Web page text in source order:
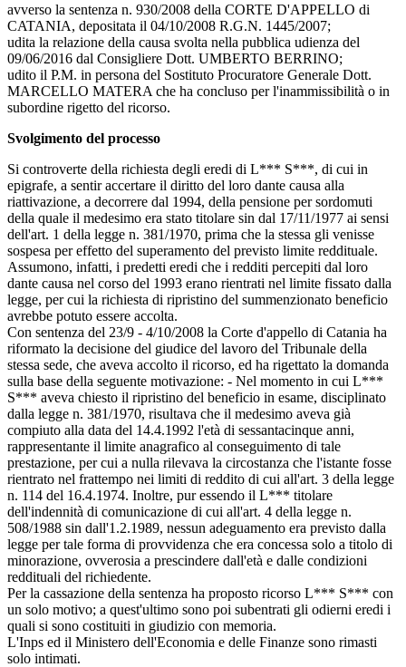
avverso la sentenza n. 930/2008 della CORTE D'APPELLO di
CATANIA, depositata il 04/10/2008 R.G.N. 1445/2007;
udita la relazione della causa svolta nella pubblica udienza del
09/06/2016 dal Consigliere Dott. UMBERTO BERRINO;
udito il P.M. in persona del Sostituto Procuratore Generale Dott.
MARCELLO MATERA che ha concluso per l'inammissibilità o in
subordine rigetto del ricorso.
Svolgimento del processo
Si controverte della richiesta degli eredi di L*** S***, di cui in
epigrafe, a sentir accertare il diritto del loro dante causa alla
riattivazione, a decorrere dal 1994, della pensione per sordomuti
della quale il medesimo era stato titolare sin dal 17/11/1977 ai sensi
dell'art. 1 della legge n. 381/1970, prima che la stessa gli venisse
sospesa per effetto del superamento del previsto limite reddituale.
Assumono, infatti, i predetti eredi che i redditi percepiti dal loro
dante causa nel corso del 1993 erano rientrati nel limite fissato dalla
legge, per cui la richiesta di ripristino del summenzionato beneficio
avrebbe potuto essere accolta.
Con sentenza del 23/9 - 4/10/2008 la Corte d'appello di Catania ha
riformato la decisione del giudice del lavoro del Tribunale della
stessa sede, che aveva accolto il ricorso, ed ha rigettato la domanda
sulla base della seguente motivazione: - Nel momento in cui L***
S*** aveva chiesto il ripristino del beneficio in esame, disciplinato
dalla legge n. 381/1970, risultava che il medesimo aveva già
compiuto alla data del 14.4.1992 l'età di sessantacinque anni,
rappresentante il limite anagrafico al conseguimento di tale
prestazione, per cui a nulla rilevava la circostanza che l'istante fosse
rientrato nel frattempo nei limiti di reddito di cui all'art. 3 della legge
n. 114 del 16.4.1974. Inoltre, pur essendo il L*** titolare
dell'indennità di comunicazione di cui all'art. 4 della legge n.
508/1988 sin dall'1.2.1989, nessun adeguamento era previsto dalla
legge per tale forma di provvidenza che era concessa solo a titolo di
minorazione, ovverosia a prescindere dall'età e dalle condizioni
reddituali del richiedente.
Per la cassazione della sentenza ha proposto ricorso L*** S*** con
un solo motivo; a quest'ultimo sono poi subentrati gli odierni eredi i
quali si sono costituiti in giudizio con memoria.
L'Inps ed il Ministero dell'Economia e delle Finanze sono rimasti
solo intimati.